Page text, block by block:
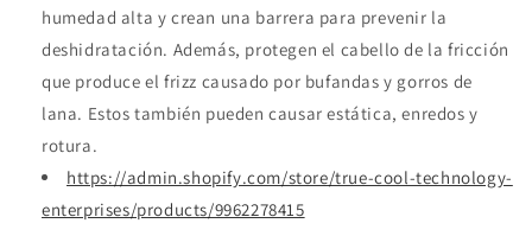
humedad alta y crean una barrera para prevenir la
deshidratación. Además, protegen el cabello de la fricción
que produce el frizz causado por bufandas y gorros de
lana. Estos también pueden causar estática, enredos y
rotura.
https://admin.shopify.com/store/true-cool-technology-
enterprises/products/9962278415